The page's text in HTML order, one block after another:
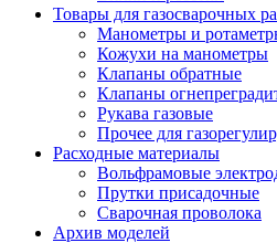
Товары для газосварочных
Манометры и
Кожухи на манометры
Клапаны обратные
Клапаны
Рукава газовые
Прочее для
Расходные материалы
Вольфрамовые
Прутки присадочные
Сварочная проволока
Архив моделей